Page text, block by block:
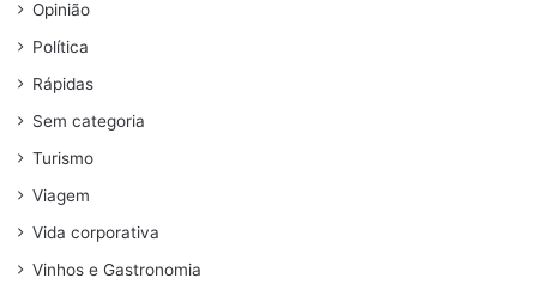
Opinião
Política
Rápidas
Sem categoria
Turismo
Viagem
Vida corporativa
Vinhos e Gastronomia